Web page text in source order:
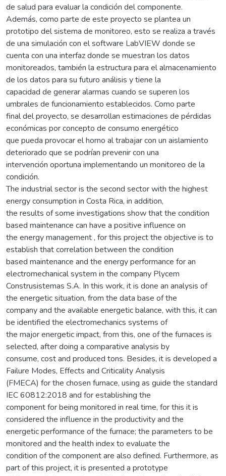
de salud para evaluar la condición del componente.
Además, como parte de este proyecto se plantea un
prototipo del sistema de monitoreo, esto se realiza a través
de una simulación con el software LabVIEW donde se
cuenta con una interfaz donde se muestran los datos
monitoreados, también la estructura para el almacenamiento
de los datos para su futuro análisis y tiene la
capacidad de generar alarmas cuando se superen los
umbrales de funcionamiento establecidos. Como parte
final del proyecto, se desarrollan estimaciones de pérdidas
económicas por concepto de consumo energético
que pueda provocar el horno al trabajar con un aislamiento
deteriorado que se podrían prevenir con una
intervención oportuna implementando un monitoreo de la
condición.
The industrial sector is the second sector with the highest
energy consumption in Costa Rica, in addition,
the results of some investigations show that the condition
based maintenance can have a positive influence on
the energy management , for this project the objective is to
establish that correlation between the condition
based maintenance and the energy performance for an
electromechanical system in the company Plycem
Construsistemas S.A. In this work, it is done an analysis of
the energetic situation, from the data base of the
company and the available energetic balance, with this, it can
be identified the electromechanics systems of
the major energetic impact, from this, one of the furnaces is
selected, after doing a comparative analysis by
consume, cost and produced tons. Besides, it is developed a
Failure Modes, Effects and Criticality Analysis
(FMECA) for the chosen furnace, using as guide the standard
IEC 60812:2018 and for establishing the
component for being monitored in real time, for this it is
considered the influence in the productivity and the
energetic performance of the furnace; the parameters to be
monitored and the health index to evaluate the
condition of the component are also defined. Furthermore, as
part of this project, it is presented a prototype